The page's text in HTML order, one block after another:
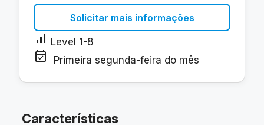
Características
Solicitar mais informações
signal_cellular_alt Level 1-8
event_available Primeira segunda-feira do mês